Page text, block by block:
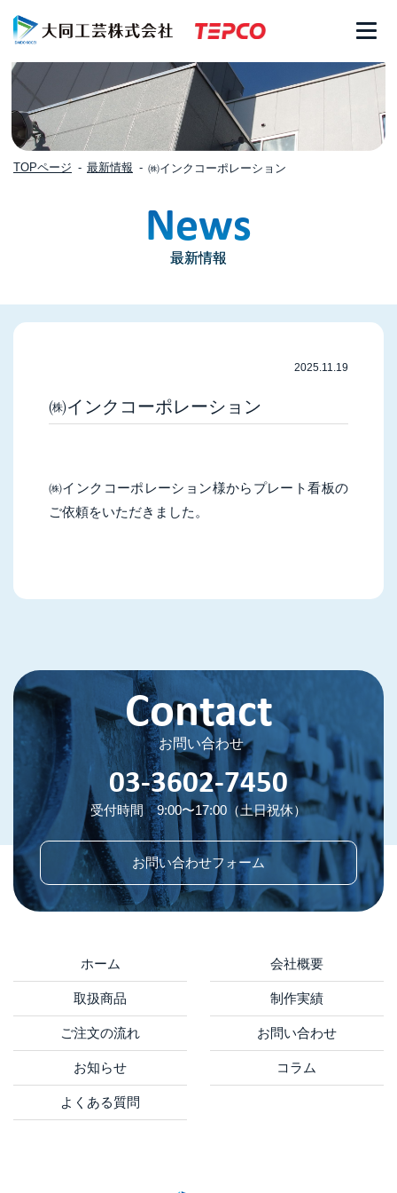
TOPページ 最新情報 ㈱インクコーポレーション
News
最新情報
2025.11.19
㈱インクコーポレーション
㈱インクコーポレーション様からプレート看板の
ご依頼をいただきました。
Contact
お問い合わせ
03-3602-7450
受付時間 9:00〜17:00（土日祝休）
お問い合わせフォーム
ホーム 会社概要
取扱商品 制作実績
ご注文の流れ お問い合わせ
お知らせ コラム
よくある質問